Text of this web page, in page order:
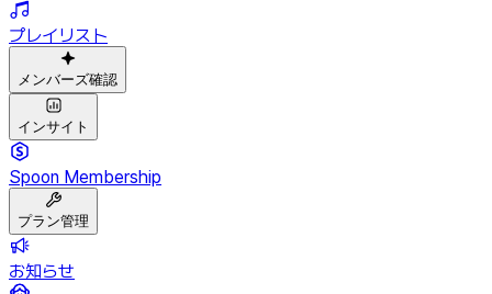
プレイリスト
メンバーズ確認
インサイト
Spoon Membership
プラン管理
お知らせ